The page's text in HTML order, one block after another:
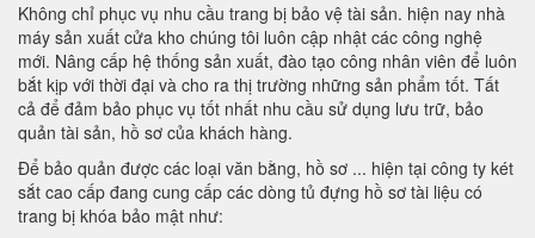
Không chỉ phục vụ nhu cầu trang bị bảo vệ tài sản. hiện nay nhà
máy sản xuất cửa kho chúng tôi luôn cập nhật các công nghệ
mới. Nâng cấp hệ thống sản xuất, đào tạo công nhân viên để luôn
bắt kịp với thời đại và cho ra thị trường những sản phẩm tốt. Tất
cả để đảm bảo phục vụ tốt nhất nhu cầu sử dụng lưu trữ, bảo
quản tài sản, hồ sơ của khách hàng.
Để bảo quản được các loại văn bằng, hồ sơ ... hiện tại công ty két
sắt cao cấp đang cung cấp các dòng tủ đựng hồ sơ tài liệu có
trang bị khóa bảo mật như: